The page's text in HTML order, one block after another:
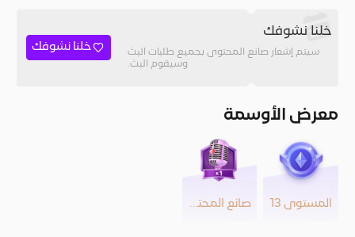
خلنا نشوفك
سيتم إشعار صانع المحتوى بجميع طلبات البث
وسيقوم البث.
خلنا نشوفك
معرض الأوسمة
المستوى 13 صانع المحتوى